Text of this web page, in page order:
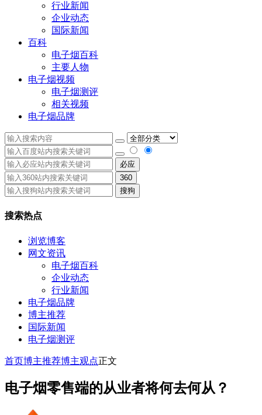
行业新闻
企业动态
国际新闻
百科
电子烟百科
主要人物
电子烟视频
电子烟测评
相关视频
电子烟品牌
必应
360
搜狗
搜索热点
浏览博客
网文资讯
电子烟百科
企业动态
行业新闻
电子烟品牌
博主推荐
国际新闻
电子烟测评
首页博主推荐博主观点正文
电子烟零售端的从业者将何去何从？